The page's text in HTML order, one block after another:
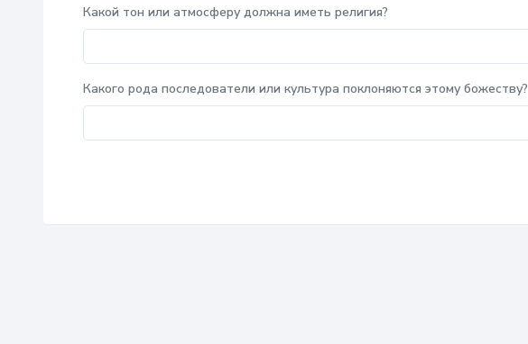
Какой тон или атмосферу должна иметь религия?
Какого рода последователи или культура поклоняются этому божеству?